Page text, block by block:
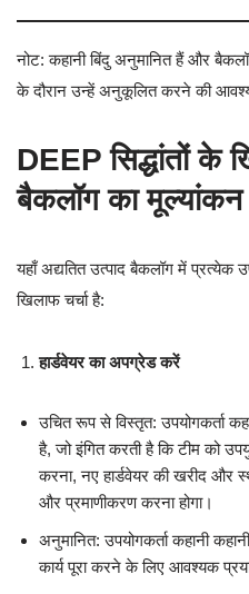
नोट: कहानी बिंदु अनुमानित हैं और
के दौरान उन्हें अनुकूलित करने की
DEEP सिद्धांतों के
बैकलॉग का मूल्यांकन
यहाँ अद्यतित उत्पाद बैकलॉग में प्रत्येक
खिलाफ चर्चा है:
हार्डवेयर का अपग्रेड करें
उचित रूप से विस्तृत: उपयोगकर्ता
है, जो इंगित करती है कि टीम को
करना, नए हार्डवेयर की खरीद और
और प्रमाणीकरण करना होगा।
अनुमानित: उपयोगकर्ता कहानी
कार्य पूरा करने के लिए आवश्यक